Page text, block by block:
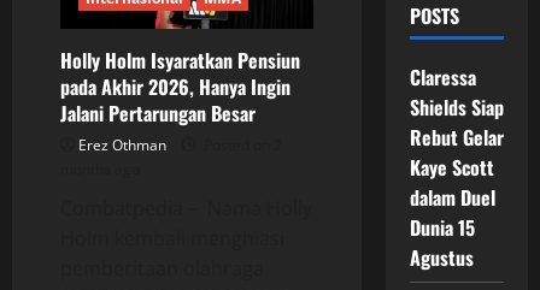
Holly Holm Isyaratkan Pensiun
pada Akhir 2026, Hanya Ingin
Jalani Pertarungan Besar
Erez Othman
POSTS
Claressa
Shields Siap
Rebut Gelar
Kaye Scott
dalam Duel
Dunia 15
Agustus